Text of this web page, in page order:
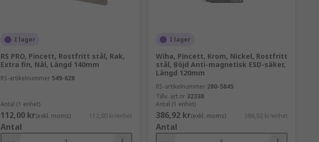
I lager
RS PRO, Pincett, Rostfritt stål, Rak,
Extra fin, Nål, Längd 140mm
RS-artikelnummer 549-628
Antal (1 enhet)
112,00 kr(exkl. moms) 112,00 kr/enhet
Antal
I lager
Wiha, Pincett, Krom, Nickel, Rostfritt
stål, Böjd Anti-magnetisk ESD-säker,
Längd 120mm
RS-artikelnummer 280-5845
Tillv. art.nr 32338
Antal (1 enhet)
386,92 kr(exkl. moms) 386,92 kr/enhet
Antal